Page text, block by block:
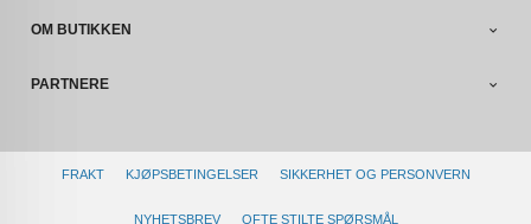
OM BUTIKKEN
PARTNERE
FRAKT KJØPSBETINGELSER SIKKERHET OG PERSONVERN
NYHETSBREV OFTE STILTE SPØRSMÅL